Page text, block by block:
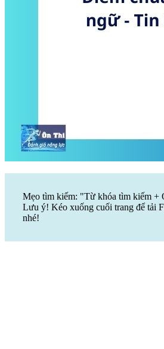
Mẹo tìm kiếm: "Từ khóa tìm kiếm +
Lưu ý! Kéo xuống cuối trang để tải
nhé!